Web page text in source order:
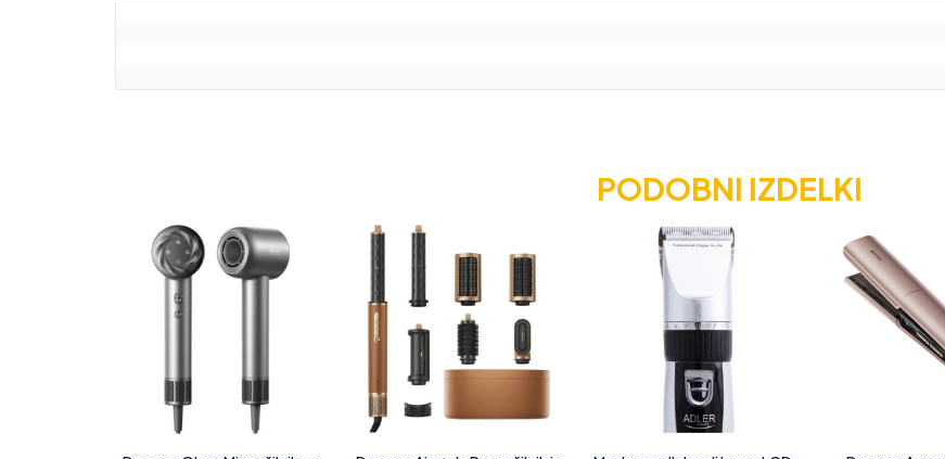
PODOBNI IZDELKI